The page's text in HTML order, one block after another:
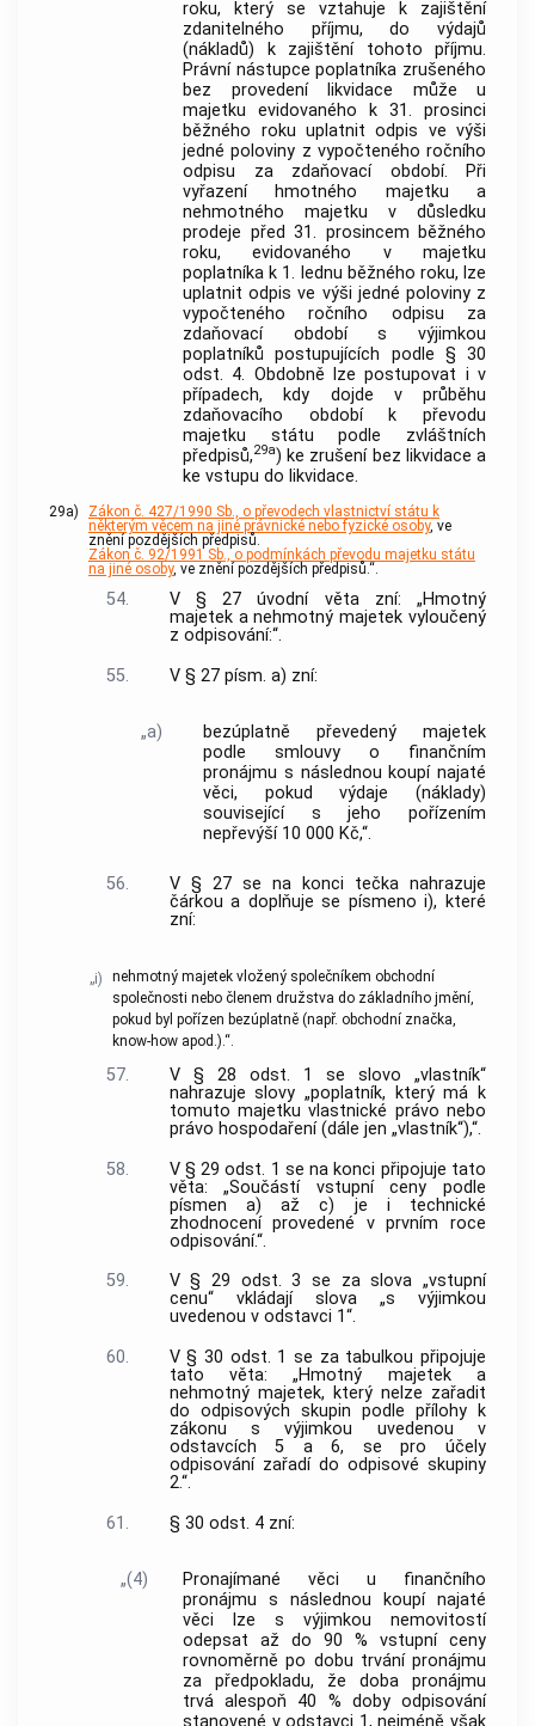
roku, který se vztahuje k zajištění
zdanitelného příjmu, do výdajů
(nákladů) k zajištění tohoto příjmu.
Právní nástupce poplatníka zrušeného
bez provedení likvidace může u
majetku evidovaného k 31. prosinci
běžného roku uplatnit odpis ve výši
jedné poloviny z vypočteného ročního
odpisu za zdaňovací období. Při
vyřazení hmotného majetku a
nehmotného majetku v důsledku
prodeje před 31. prosincem běžného
roku, evidovaného v majetku
poplatníka k 1. lednu běžného roku, lze
uplatnit odpis ve výši jedné poloviny z
vypočteného ročního odpisu za
zdaňovací období s výjimkou
poplatníků postupujících podle § 30
odst. 4. Obdobně lze postupovat i v
případech, kdy dojde v průběhu
zdaňovacího období k převodu
majetku státu podle zvláštních
předpisů,29a) ke zrušení bez likvidace a
ke vstupu do likvidace.
29a)
Zákon č. 427/1990 Sb., o převodech vlastnictví státu k
některým věcem na jiné právnické nebo fyzické osoby, ve
znění pozdějších předpisů.
Zákon č. 92/1991 Sb., o podmínkách převodu majetku státu
na jiné osoby, ve znění pozdějších předpisů.“.
54.
V § 27 úvodní věta zní: „Hmotný
majetek a nehmotný majetek vyloučený
z odpisování:“.
55.
V § 27 písm. a) zní:
„a)
bezúplatně převedený majetek
podle smlouvy o finančním
pronájmu s následnou koupí najaté
věci, pokud výdaje (náklady)
související s jeho pořízením
nepřevýší 10 000 Kč,“.
56.
V § 27 se na konci tečka nahrazuje
čárkou a doplňuje se písmeno i), které
zní:
„i)
nehmotný majetek vložený společníkem obchodní
společnosti nebo členem družstva do základního jmění,
pokud byl pořízen bezúplatně (např. obchodní značka,
know-how apod.).“.
57.
V § 28 odst. 1 se slovo „vlastník“
nahrazuje slovy „poplatník, který má k
tomuto majetku vlastnické právo nebo
právo hospodaření (dále jen „vlastník“),“.
58.
V § 29 odst. 1 se na konci připojuje tato
věta: „Součástí vstupní ceny podle
písmen a) až c) je i technické
zhodnocení provedené v prvním roce
odpisování.“.
59.
V § 29 odst. 3 se za slova „vstupní
cenu“ vkládají slova „s výjimkou
uvedenou v odstavci 1“.
60.
V § 30 odst. 1 se za tabulkou připojuje
tato věta: „Hmotný majetek a
nehmotný majetek, který nelze zařadit
do odpisových skupin podle přílohy k
zákonu s výjimkou uvedenou v
odstavcích 5 a 6, se pro účely
odpisování zařadí do odpisové skupiny
2.“.
61.
§ 30 odst. 4 zní:
„(4)
Pronajímané věci u finančního
pronájmu s následnou koupí najaté
věci lze s výjimkou nemovitostí
odepsat až do 90 % vstupní ceny
rovnoměrně po dobu trvání pronájmu
za předpokladu, že doba pronájmu
trvá alespoň 40 % doby odpisování
stanovené v odstavci 1, nejméně však